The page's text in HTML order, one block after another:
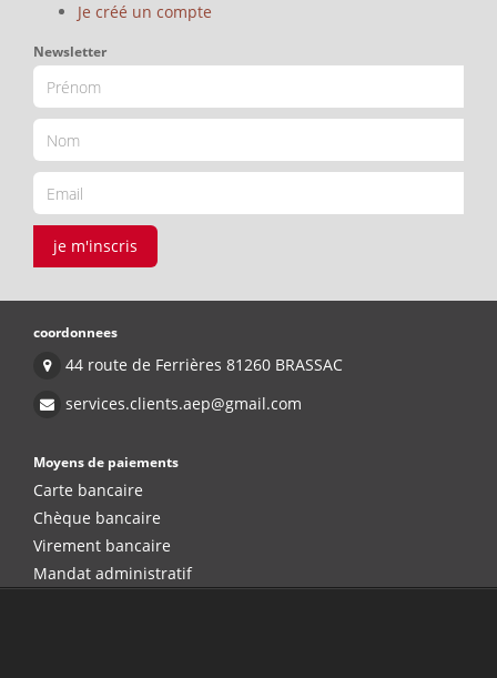
Je créé un compte
Newsletter
je m'inscris
coordonnees
44 route de Ferrières 81260 BRASSAC
services.clients.aep@gmail.com
Moyens de paiements
Carte bancaire
Chèque bancaire
Virement bancaire
Mandat administratif